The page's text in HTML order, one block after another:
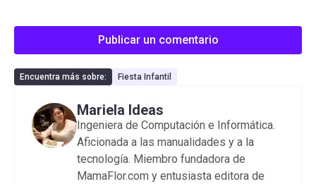
Publicar un comentario
Encuentra más sobre: Fiesta Infantil
Mariela Ideas
Ingeniera de Computación e Informática.
Aficionada a las manualidades y a la
tecnología. Miembro fundadora de
MamaFlor.com y entusiasta editora de